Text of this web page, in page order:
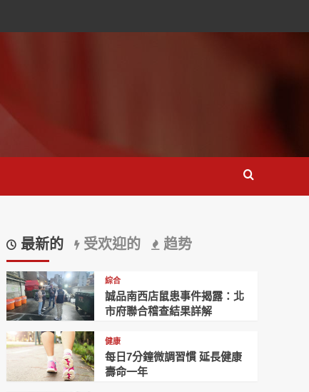
最新的 受欢迎的 趋势
綜合
誠品南西店鼠患事件揭露：北
市府聯合稽查結果詳解
健康
每日7分鐘微調習慣 延長健康
壽命一年